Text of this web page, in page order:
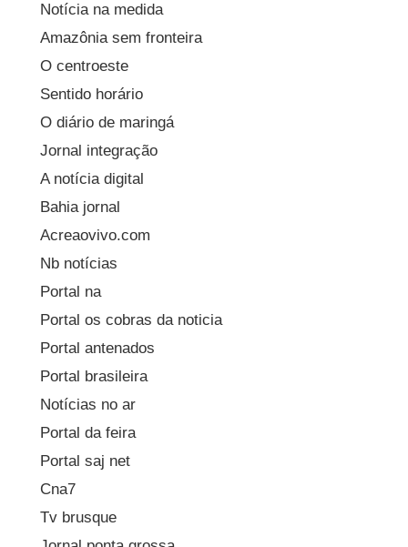
Notícia na medida
Amazônia sem fronteira
O centroeste
Sentido horário
O diário de maringá
Jornal integração
A notícia digital
Bahia jornal
Acreaovivo.com
Nb notícias
Portal na
Portal os cobras da noticia
Portal antenados
Portal brasileira
Notícias no ar
Portal da feira
Portal saj net
Cna7
Tv brusque